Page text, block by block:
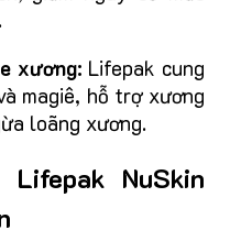
xương: Lifepak cung
magiê, hỗ trợ xương
loãng xương.
NuSkin